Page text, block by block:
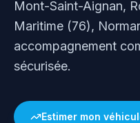
Mont-Saint-Aignan,
Maritime (76),
accompagnement
sécurisée.
Estimer mon